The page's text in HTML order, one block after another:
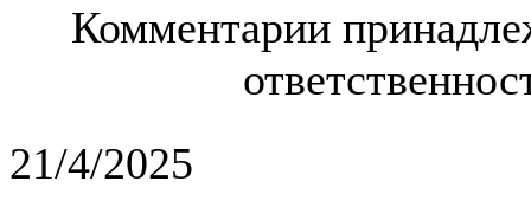
Комментарии
21/4/2025